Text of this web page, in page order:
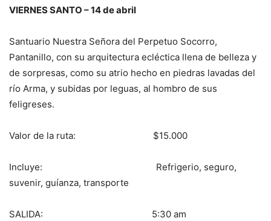
VIERNES SANTO – 14 de abril
Santuario Nuestra Señora del Perpetuo Socorro,
Pantanillo, con su arquitectura ecléctica llena de belleza y
de sorpresas, como su atrio hecho en piedras lavadas del
río Arma, y subidas por leguas, al hombro de sus
feligreses.
Valor de la ruta: $15.000
Incluye: Refrigerio, seguro,
suvenir, guíanza, transporte
SALIDA: 5:30 am